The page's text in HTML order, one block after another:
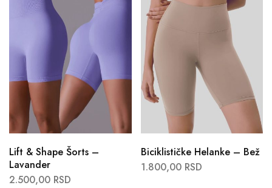
Lift & Shape Šorts –
Lavander
2.500,00 RSD
Biciklističke Helanke – Bež
1.800,00 RSD